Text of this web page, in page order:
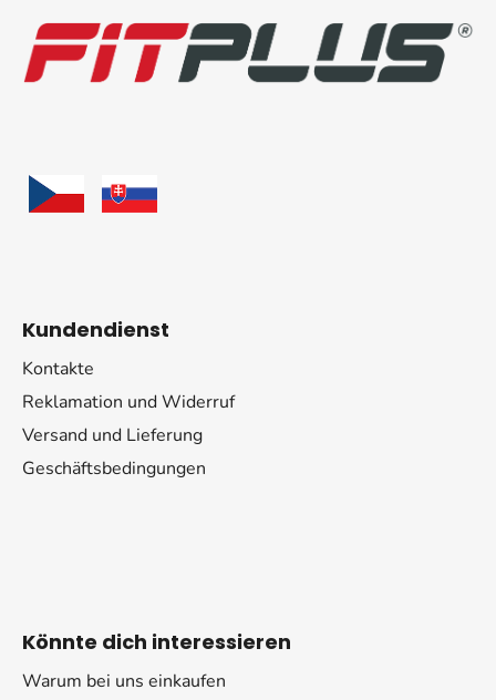
Kundendienst
Kontakte
Reklamation und Widerruf
Versand und Lieferung
Geschäftsbedingungen
Könnte dich interessieren
Warum bei uns einkaufen